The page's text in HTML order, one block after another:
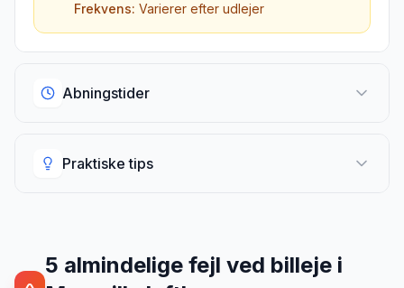
Frekvens: Varierer efter udlejer
Abningstider
Udlejningsskranker i lufthavnen
Praktiske tips
5 almindelige fejl ved billeje i